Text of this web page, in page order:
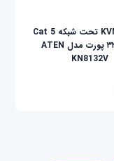
سوئیچ KVM تحت شبکه Cat 5
ای‌تن ۳۲ پورت مدل ATEN
KN8132V